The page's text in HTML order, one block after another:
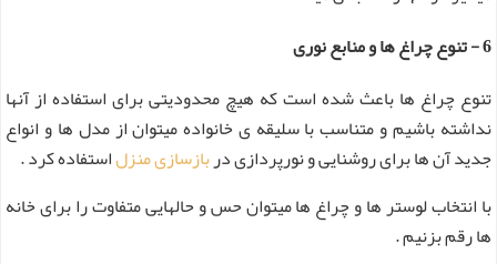
6 - تنوع چراغ ها و منابع نوری
تنوع چراغ ها باعث شده است که هیچ محدودیتی برای استفاده از آنها
نداشته باشیم و متناسب با سلیقه ی خانواده میتوان از مدل ها و انواع
جدید آن ها برای روشنایی و نورپردازی دربازسازی منزلاستفاده کرد .
با انتخاب لوستر ها و چراغ ها میتوان حس و حالهایی متفاوت را برای خانه
ها رقم بزنیم .